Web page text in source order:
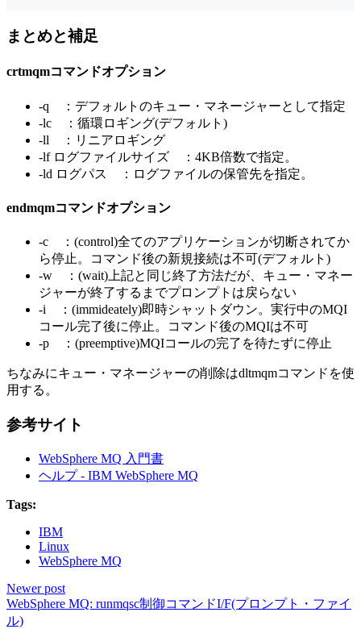
まとめと補足
crtmqmコマンドオプション
-q ：デフォルトのキュー・マネージャーとして指定
-lc ：循環ロギング(デフォルト)
-ll ：リニアロギング
-lf ログファイルサイズ ：4KB倍数で指定。
-ld ログパス ：ログファイルの保管先を指定。
endmqmコマンドオプション
-c ：(control)全てのアプリケーションが切断されてか
ら停止。コマンド後の新規接続は不可(デフォルト)
-w ：(wait)上記と同じ終了方法だが、キュー・マネー
ジャーが終了するまでプロンプトは戻らない
-i ：(immideately)即時シャットダウン。実行中のMQI
コール完了後に停止。コマンド後のMQIは不可
-p ：(preemptive)MQIコールの完了を待たずに停止
ちなみにキュー・マネージャーの削除はdltmqmコマンドを使
用する。
参考サイト
WebSphere MQ 入門書
ヘルプ - IBM WebSphere MQ
Tags:
IBM
Linux
WebSphere MQ
Newer post
WebSphere MQ: runmqsc制御コマンドI/F(プロンプト・ファイ
ル)